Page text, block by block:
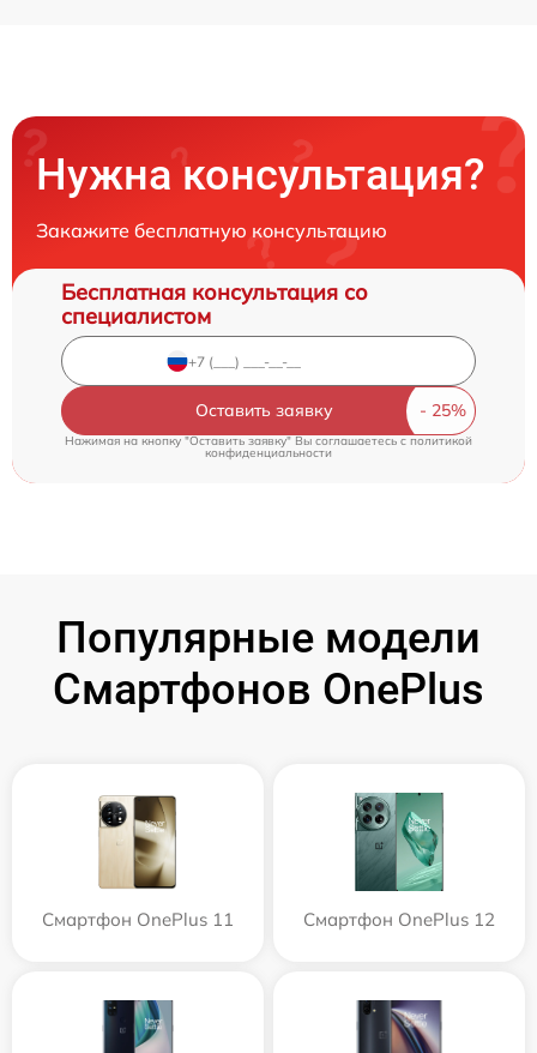
Нужна консультация?
Закажите бесплатную консультацию
Бесплатная консультация со
специалистом
Оставить заявку
Нажимая на кнопку "Оставить заявку" Вы соглашаетесь c политикой
конфиденциальности
Популярные модели
Смартфонов OnePlus
Смартфон OnePlus 11 Смартфон OnePlus 12